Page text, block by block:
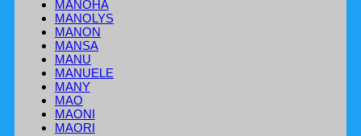
MANOHA
MANOLYS
MANON
MANSA
MANU
MANUELE
MANY
MAO
MAONI
MAORI